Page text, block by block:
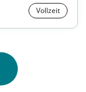
Vollzeit